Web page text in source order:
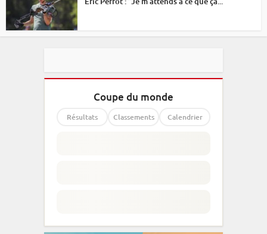
Coupe du monde
Résultats Classements Calendrier